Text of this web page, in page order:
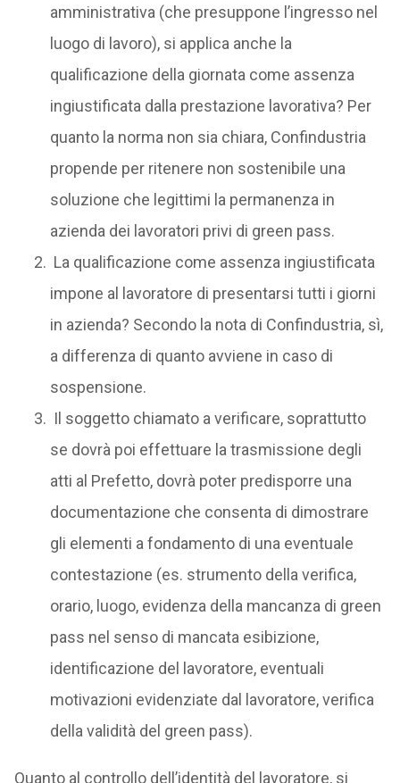
amministrativa (che presuppone l’ingresso nel
luogo di lavoro), si applica anche la
qualificazione della giornata come assenza
ingiustificata dalla prestazione lavorativa? Per
quanto la norma non sia chiara, Confindustria
propende per ritenere non sostenibile una
soluzione che legittimi la permanenza in
azienda dei lavoratori privi di green pass.
La qualificazione come assenza ingiustificata
impone al lavoratore di presentarsi tutti i giorni
in azienda? Secondo la nota di Confindustria, sì,
a differenza di quanto avviene in caso di
sospensione.
Il soggetto chiamato a verificare, soprattutto
se dovrà poi effettuare la trasmissione degli
atti al Prefetto, dovrà poter predisporre una
documentazione che consenta di dimostrare
gli elementi a fondamento di una eventuale
contestazione (es. strumento della verifica,
orario, luogo, evidenza della mancanza di green
pass nel senso di mancata esibizione,
identificazione del lavoratore, eventuali
motivazioni evidenziate dal lavoratore, verifica
della validità del green pass).
Quanto al controllo dell’identità del lavoratore, si